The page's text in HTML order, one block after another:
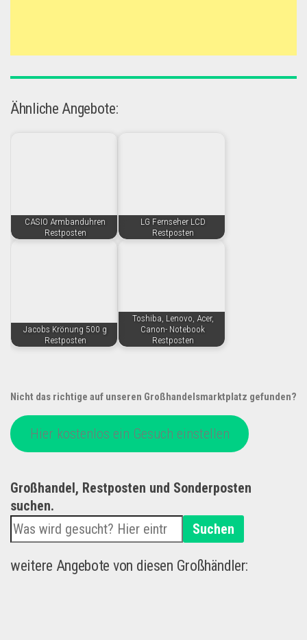
Ähnliche Angebote:
CASIO Armbanduhren
Restposten
LG Fernseher LCD
Restposten
Jacobs Krönung 500 g
Restposten
Toshiba, Lenovo, Acer,
Canon- Notebook
Restposten
Nicht das richtige auf unseren Großhandelsmarktplatz gefunden?
Hier kostenlos ein Gesuch einstellen
Großhandel, Restposten und Sonderposten
suchen.
Suchen
weitere Angebote von diesen Großhändler: